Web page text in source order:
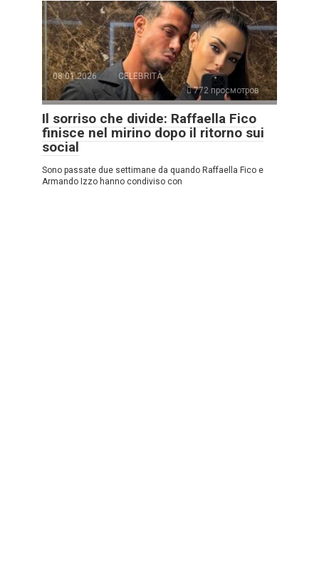
08.01.2026
CELEBRITÀ
772 просмотров
Il sorriso che divide: Raffaella Fico
finisce nel mirino dopo il ritorno sui
social
Sono passate due settimane da quando Raffaella Fico e
Armando Izzo hanno condiviso con